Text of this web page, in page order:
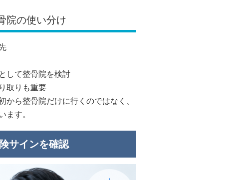
院の使い分け
して整骨院を検討
取りも重要
ら整骨院だけに行くのではなく、
ます。
サインを確認